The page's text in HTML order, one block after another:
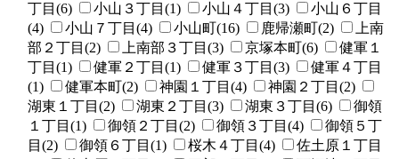
丁目(6)
小山３丁目(1) 小山４丁目(3)
小山６丁目
(4)
小山７丁目(4) 小山町(16) 鹿帰瀬町(2)
上南
部２丁目(2)
上南部３丁目(3) 京塚本町(6)
健軍１
丁目(1)
健軍２丁目(1) 健軍３丁目(3)
健軍４丁目
(1)
健軍本町(2) 神園１丁目(4)
神園２丁目(2)
湖東１丁目(2)
湖東２丁目(3) 湖東３丁目(6)
御領
１丁目(1)
御領２丁目(2) 御領３丁目(4)
御領５丁
目(2)
御領６丁目(1) 桜木４丁目(4)
佐土原１丁目